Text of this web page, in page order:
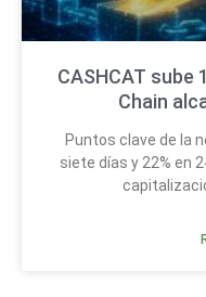
CASHCAT sube
Chain
Puntos clave de la
siete días y 22% en